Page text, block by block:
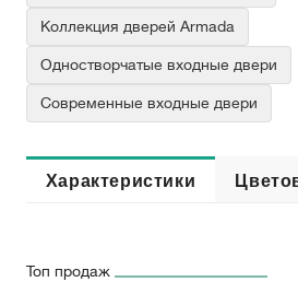
Коллекция дверей Armada
Одностворчатые входные двери
Современные входные двери
Характеристики
Топ продаж